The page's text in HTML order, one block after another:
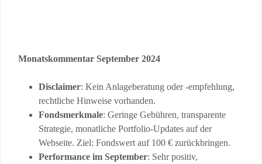
Monatskommentar September 2024
Disclaimer: Kein Anlageberatung oder -empfehlung,
rechtliche Hinweise vorhanden.
Fondsmerkmale: Geringe Gebühren, transparente
Strategie, monatliche Portfolio-Updates auf der
Webseite. Ziel: Fondswert auf 100 € zurückbringen.
Performance im September: Sehr positiv,